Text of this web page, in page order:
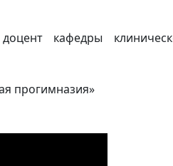
кафедры
прогимназия»